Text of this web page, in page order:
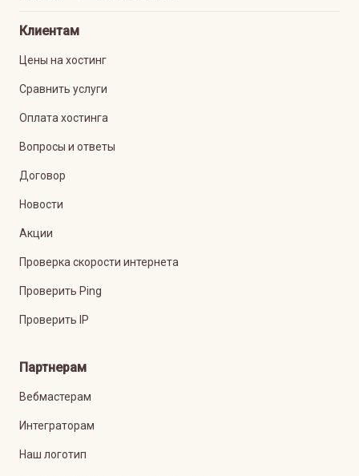
Клиентам
Цены на хостинг
Сравнить услуги
Оплата хостинга
Вопросы и ответы
Договор
Новости
Акции
Проверка скорости интернета
Проверить Ping
Проверить IP
Партнерам
Вебмастерам
Интеграторам
Наш логотип